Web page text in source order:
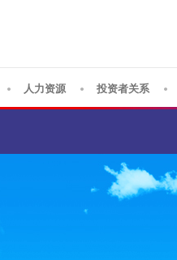
人力资源 投资者关系